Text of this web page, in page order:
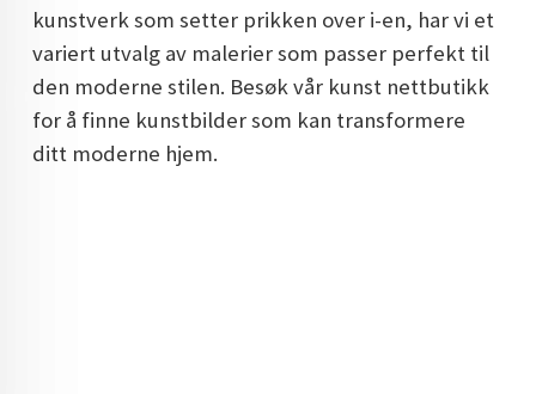
kunstverk som setter prikken over i-en, har vi et
variert utvalg av malerier som passer perfekt til
den moderne stilen. Besøk vår kunst nettbutikk
for å finne kunstbilder som kan transformere
ditt moderne hjem.